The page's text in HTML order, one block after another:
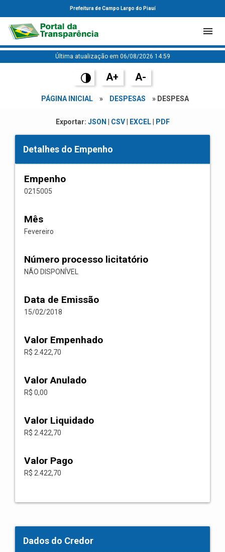
Prefeitura de Campo Largo do Piauí
Última atualização em 06/08/2026 14:59
A+ A-
PÁGINA INICIAL » DESPESAS » DESPESA
Exportar: JSON CSV| EXCEL| PDF
Detalhes do Empenho
Empenho
0215005
Mês
Fevereiro
Número processo licitatório
NÃO DISPONÍVEL
Data de Emissão
15/02/2018
Valor Empenhado
R$ 2.422,70
Valor Anulado
R$ 0,00
Valor Liquidado
R$ 2.422,70
Valor Pago
R$ 2.422,70
Dados do Credor